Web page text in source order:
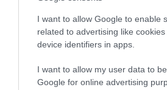
I want to allow Google to enable
related to advertising like
device identifiers in apps.
I want to allow my user data to
Google for online advertising